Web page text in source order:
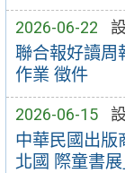
2026-06-22
聯合報好讀周
作業 徵件
2026-06-15
中華民國出版
北國 際童書